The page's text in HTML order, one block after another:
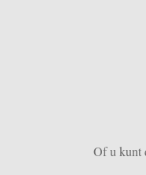
Of u kunt